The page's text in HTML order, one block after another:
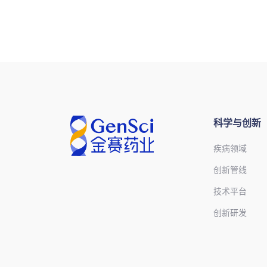
科学与创新
疾病领域
创新管线
技术平台
创新研发